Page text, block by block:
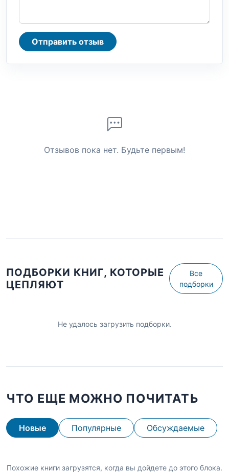
Отправить отзыв
Отзывов пока нет. Будьте первым!
ПОДБОРКИ КНИГ, КОТОРЫЕ
ЦЕПЛЯЮТ
Все
подборки
Не удалось загрузить подборки.
ЧТО ЕЩЕ МОЖНО ПОЧИТАТЬ
Новые Популярные Обсуждаемые
Похожие книги загрузятся, когда вы дойдете до этого блока.